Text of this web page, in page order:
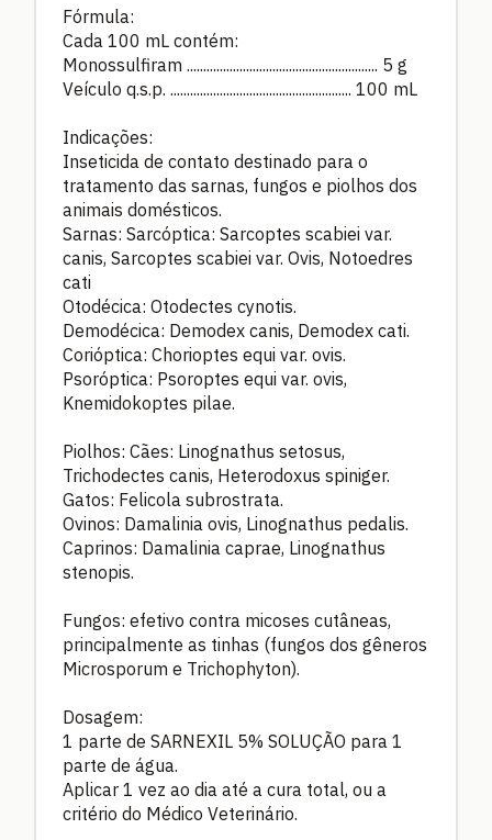
Fórmula:
Cada 100 mL contém:
Monossulfiram .......................................................... 5 g
Veículo q.s.p. ....................................................... 100 mL
Indicações:
Inseticida de contato destinado para o
tratamento das sarnas, fungos e piolhos dos
animais domésticos.
Sarnas: Sarcóptica: Sarcoptes scabiei var.
canis, Sarcoptes scabiei var. Ovis, Notoedres
cati
Otodécica: Otodectes cynotis.
Demodécica: Demodex canis, Demodex cati.
Corióptica: Chorioptes equi var. ovis.
Psoróptica: Psoroptes equi var. ovis,
Knemidokoptes pilae.
Piolhos: Cães: Linognathus setosus,
Trichodectes canis, Heterodoxus spiniger.
Gatos: Felicola subrostrata.
Ovinos: Damalinia ovis, Linognathus pedalis.
Caprinos: Damalinia caprae, Linognathus
stenopis.
Fungos: efetivo contra micoses cutâneas,
principalmente as tinhas (fungos dos gêneros
Microsporum e Trichophyton).
Dosagem:
1 parte de SARNEXIL 5% SOLUÇÃO para 1
parte de água.
Aplicar 1 vez ao dia até a cura total, ou a
critério do Médico Veterinário.